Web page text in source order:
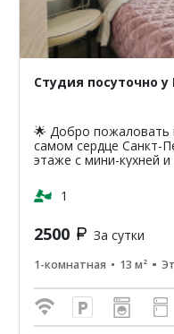
Студия посуточно
🌟 Добро пожаловать в
самом сердце Санкт-
этаже с мини-кухней
классики...
1
2500 За сутки
1-комнатная 13 м²